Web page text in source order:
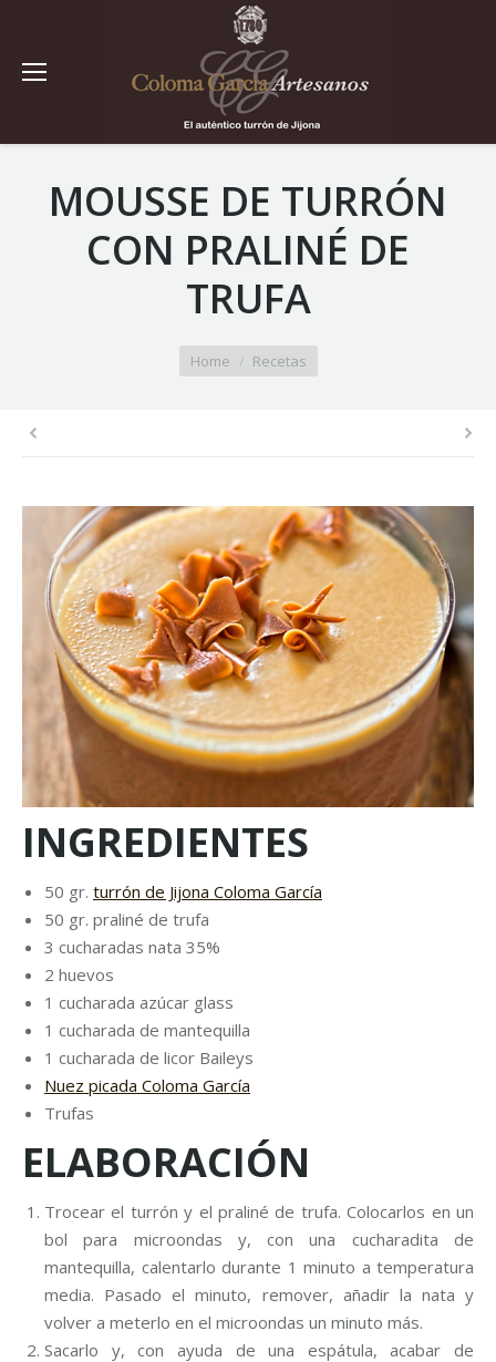
MOUSSE DE TURRÓN
CON PRALINÉ DE
TRUFA
Home Recetas
INGREDIENTES
50 gr. turrón de Jijona Coloma García
50 gr. praliné de trufa
3 cucharadas nata 35%
2 huevos
1 cucharada azúcar glass
1 cucharada de mantequilla
1 cucharada de licor Baileys
Nuez picada Coloma García
Trufas
ELABORACIÓN
Trocear el turrón y el praliné de trufa. Colocarlos en un
bol para microondas y, con una cucharadita de
mantequilla, calentarlo durante 1 minuto a temperatura
media. Pasado el minuto, remover, añadir la nata y
volver a meterlo en el microondas un minuto más.
Sacarlo y, con ayuda de una espátula, acabar de